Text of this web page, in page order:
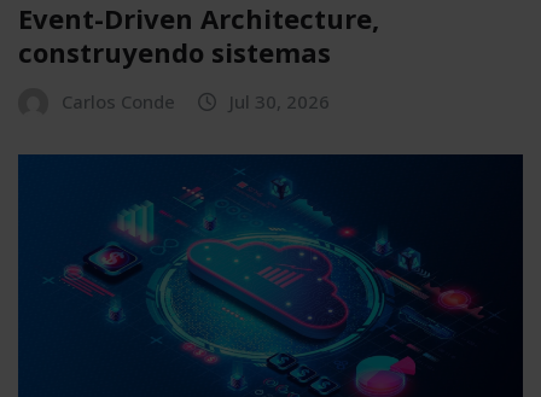
Event-Driven Architecture,
construyendo sistemas
Carlos Conde Jul 30, 2026